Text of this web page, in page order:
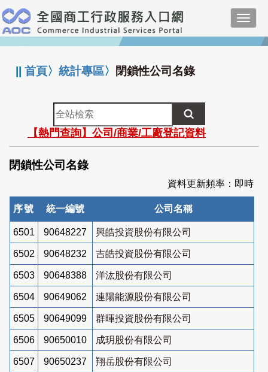
跳
到
主
要
:::
||首頁〉統計專區〉 閉鎖性公司名錄
全
站
檢
索
【熱門查詢】公司/商業/工廠登記資料
閉鎖性公司名錄
資料更新頻率：即時
序號 統一編號 公司名稱
6501 90648227 興皓投資股份有限公司
6502 90648232 吉皓投資股份有限公司
6503 90648388 洋汯股份有限公司
6504 90649062 連陽能源股份有限公司
6505 90649099 群暉投資股份有限公司
6506 90650010 成玥股份有限公司
6507 90650237 翔岳股份有限公司